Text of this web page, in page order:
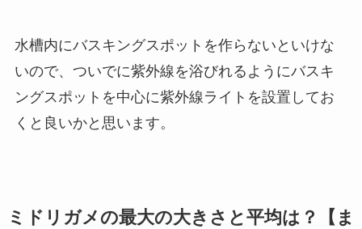
水槽内にバスキングスポットを作らないといけな
いので、ついでに紫外線を浴びれるようにバスキ
ングスポットを中心に紫外線ライトを設置してお
くと良いかと思います。
ミドリガメの最大の大きさと平均は？【ま